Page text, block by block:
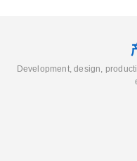
Development, design,